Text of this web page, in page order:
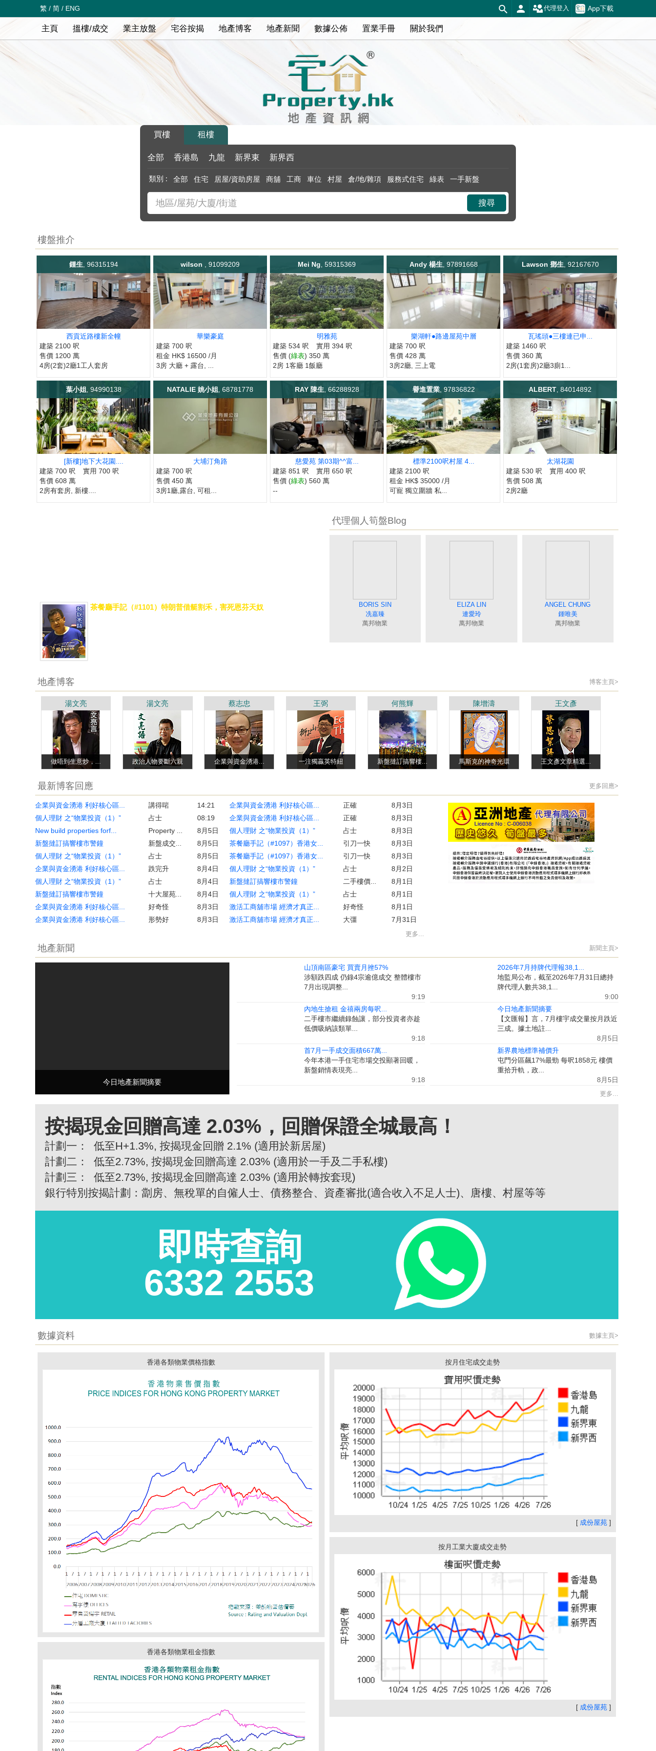
繁 / 简 / ENG App下載
代理登入
主頁 搵樓/成交 業主放盤 宅谷按揭 地產博客 地產新聞 數據公佈 置業手冊 關於我們
買樓 租樓
全部 香港島 九龍 新界東 新界西
類別 : 全部 住宅 居屋/資助房屋 商舖 工商 車位 村屋 倉/地/雜項 服務式住宅 綠表 一手新盤
搜尋
樓盤推介
鍾生 , 96315194
西貢近路樓新全幢
建築 2100 呎
售價 1200 萬
4房(2套)2廳1工人套房
wilson , 91099209
華樂豪庭
建築 700 呎
租金 HK$ 16500 /月
3房 大廳 + 露台, ...
Mei Ng , 59315369
明雅苑
建築 534 呎
實用 394 呎
售價 (綠表) 350 萬
2房 1客廳 1飯廳
Andy 楊生 , 97891668
樂湖軒●路邊屋苑中層
建築 700 呎
售價 428 萬
3房2廳, 三上電
Lawson 鄧生 , 92167670
瓦瑤頭●三樓連已申...
建築 1460 呎
售價 360 萬
2房(1套房)2廳3廁1...
葉小姐 , 94990138
[新樓]地下大花園....
建築 700 呎
實用 700 呎
售價 608 萬
2房有套房, 新樓....
NATALIE 姚小姐 , 68781778
大埔汀角路
建築 700 呎
售價 450 萬
3房1廳,露台, 可租...
RAY 陳生 , 66288928
慈愛苑 第03期^^富...
建築 851 呎
實用 650 呎
售價 (綠表) 560 萬
--
譽進置業, 97836822
標準2100呎村屋 4...
建築 2100 呎
租金 HK$ 35000 /月
可寵 獨立圍牆 私...
ALBERT , 84014892
太湖花園
建築 530 呎
實用 400 呎
售價 508 萬
2房2廳
茶餐廳手記（#1101）特朗普借艇割禾，害死恩芬天奴
代理個人筍盤Blog
MAGGIE WONG
黃美英
萬邦物業
MAY NIP
聶美玲
萬邦物業
DEBBIE TONG
唐英霞
萬邦物業
BORIS SIN
冼嘉臻
萬邦物業
SISI LIAO
萬邦物業
COCO CHAN
陳蘭貞
萬邦物業
MEI NG
吳美美
萬邦物業
MING YUAN
袁月明
萬邦物業
ELIZA LIN
連愛玲
萬邦物業
CRYSTAL CHOY
萬邦物業
MING LO
羅貝銘
萬邦物業
JOEY TONG
童麗珍
萬邦物業
RICAR CHEUNG
張明成
萬邦物業
ANGEL CHUNG
鍾唯美
萬邦物業
CANDY CHAN
萬邦物業
地產博客 博客主頁>
湯文亮
做唔到生意炒，...
湯文亮
政治人物要斷六親
蔡志忠
企業與資金湧港...
王弼
一注獨贏英特紐
何熊輝
新盤撻訂搞響樓...
陳增濤
馬斯克的神奇光環
王文彥
王文彥文章精選...
最新博客回應 更多回應>
企業與資金湧港 利好核心區... 講得啱
14:21
個人理財 之“物業投資（1）”
占士
08:19
New build properties forf...
Property ...
8月5日
新盤撻訂搞響樓市警鐘
新盤成交...
8月5日
個人理財 之“物業投資（1）”
占士
8月5日
企業與資金湧港 利好核心區...
跌完升
8月4日
個人理財 之“物業投資（1）”
占士
8月4日
新盤撻訂搞響樓市警鐘
十大屋苑...
8月4日
企業與資金湧港 利好核心區...
好奇怪
8月3日
企業與資金湧港 利好核心區...
形勢好 8月3日
企業與資金湧港 利好核心區... 正確
8月3日
企業與資金湧港 利好核心區...
正確
8月3日
個人理財 之“物業投資（1）”
占士
8月3日
茶餐廳手記（#1097）香港女...
引刀一快
8月3日
茶餐廳手記（#1097）香港女...
引刀一快
8月3日
個人理財 之“物業投資（1）”
占士
8月2日
新盤撻訂搞響樓市警鐘
二手樓價...
8月1日
個人理財 之“物業投資（1）”
占士
8月1日
激活工商舖市場 經濟才真正...
好奇怪
8月1日
激活工商舖市場 經濟才真正...
大彊 7月31日
更多...
地產新聞 新聞主頁>
今日地產新聞摘要
山頂南區豪宅 買賣月挫57%
涉額跌四成 仍錄4宗逾億成交 整體樓市
7月出現調整...
9:19
內地生搶租 金禧兩房每呎...
二手樓市繼續錄蝕讓，部分投資者亦趁
低價吸納該類單...
9:18
首7月一手成交面積667萬...
今年本港一手住宅市場交投顯著回暖，
新盤銷情表現亮...
9:18
2026年7月持牌代理報38,1...
地監局公布，截至2026年7月31日總持
牌代理人數共38,1...
9:00
今日地產新聞摘要
【文匯報】言，7月樓宇成交量按月跌近
三成。據土地註...
8月5日
新界農地標準補價升
屯門分區飆17%最勁 每呎1858元 樓價
重拾升軌，政...
8月5日
更多...
按揭現金回贈高達 2.03%，回贈保證全城最高！
計劃一：
低至H+1.3%, 按揭現金回贈 2.1% (適用於新居屋)
計劃二：
低至2.73%, 按揭現金回贈高達 2.03% (適用於一手及二手私樓)
計劃三：
低至2.73%, 按揭現金回贈高達 2.03% (適用於轉按套現)
銀行特別按揭計劃：劏房、無稅單的自僱人士、債務整合、資產審批(適合收入不足人士)、唐樓、村屋等等
即時查詢
6332 2553
數據資料 數據主頁>
香港各類物業價格指數
香港各類物業租金指數
按月住宅成交走勢
[ 成份屋苑]
按月工業大廈成交走勢
[ 成份屋苑]